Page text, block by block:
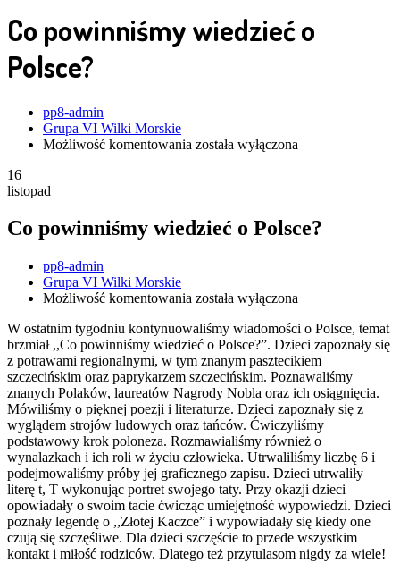
Co powinniśmy wiedzieć o
Polsce?
Author
pp8-admin
Grupa VI Wilki Morskie
Możliwość komentowania Co
została wyłączona
16
listopad
Co powinniśmy wiedzieć o Polsce?
Author
pp8-admin
Grupa VI Wilki Morskie
Możliwość komentowania Co
wiedzieć
o
Polsce?
została wyłączona
W ostatnim tygodniu kontynuowaliśmy wiadomości o Polsce, temat
brzmiał ,,Co powinniśmy wiedzieć o Polsce?”. Dzieci zapoznały się
z potrawami regionalnymi, w tym znanym pasztecikiem
szczecińskim oraz paprykarzem szczecińskim. Poznawaliśmy
znanych Polaków, laureatów Nagrody Nobla oraz ich osiągnięcia.
Mówiliśmy o pięknej poezji i literaturze. Dzieci zapoznały się z
wyglądem strojów ludowych oraz tańców. Ćwiczyliśmy
podstawowy krok poloneza. Rozmawialiśmy również o
wynalazkach i ich roli w życiu człowieka. Utrwaliliśmy liczbę 6 i
podejmowaliśmy próby jej graficznego zapisu. Dzieci utrwaliły
literę t, T wykonując portret swojego taty. Przy okazji dzieci
opowiadały o swoim tacie ćwicząc umiejętność wypowiedzi. Dzieci
poznały legendę o ,,Złotej Kaczce” i wypowiadały się kiedy one
czują się szczęśliwe. Dla dzieci szczęście to przede wszystkim
kontakt i miłość rodziców. Dlatego też przytulasom nigdy za wiele!